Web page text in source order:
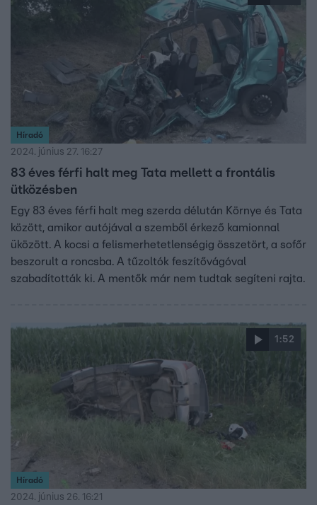
Híradó
2024. június 27. 16:27
83 éves férfi halt meg Tata mellett a frontális
ütközésben
Egy 83 éves férfi halt meg szerda délután Környe és Tata
között, amikor autójával a szemből érkező kamionnal
üközött. A kocsi a felismerhetetlenségig összetört, a sofőr
beszorult a roncsba. A tűzoltók feszítővágóval
szabadították ki. A mentők már nem tudtak segíteni rajta.
1:52
Híradó
2024. június 26. 16:21